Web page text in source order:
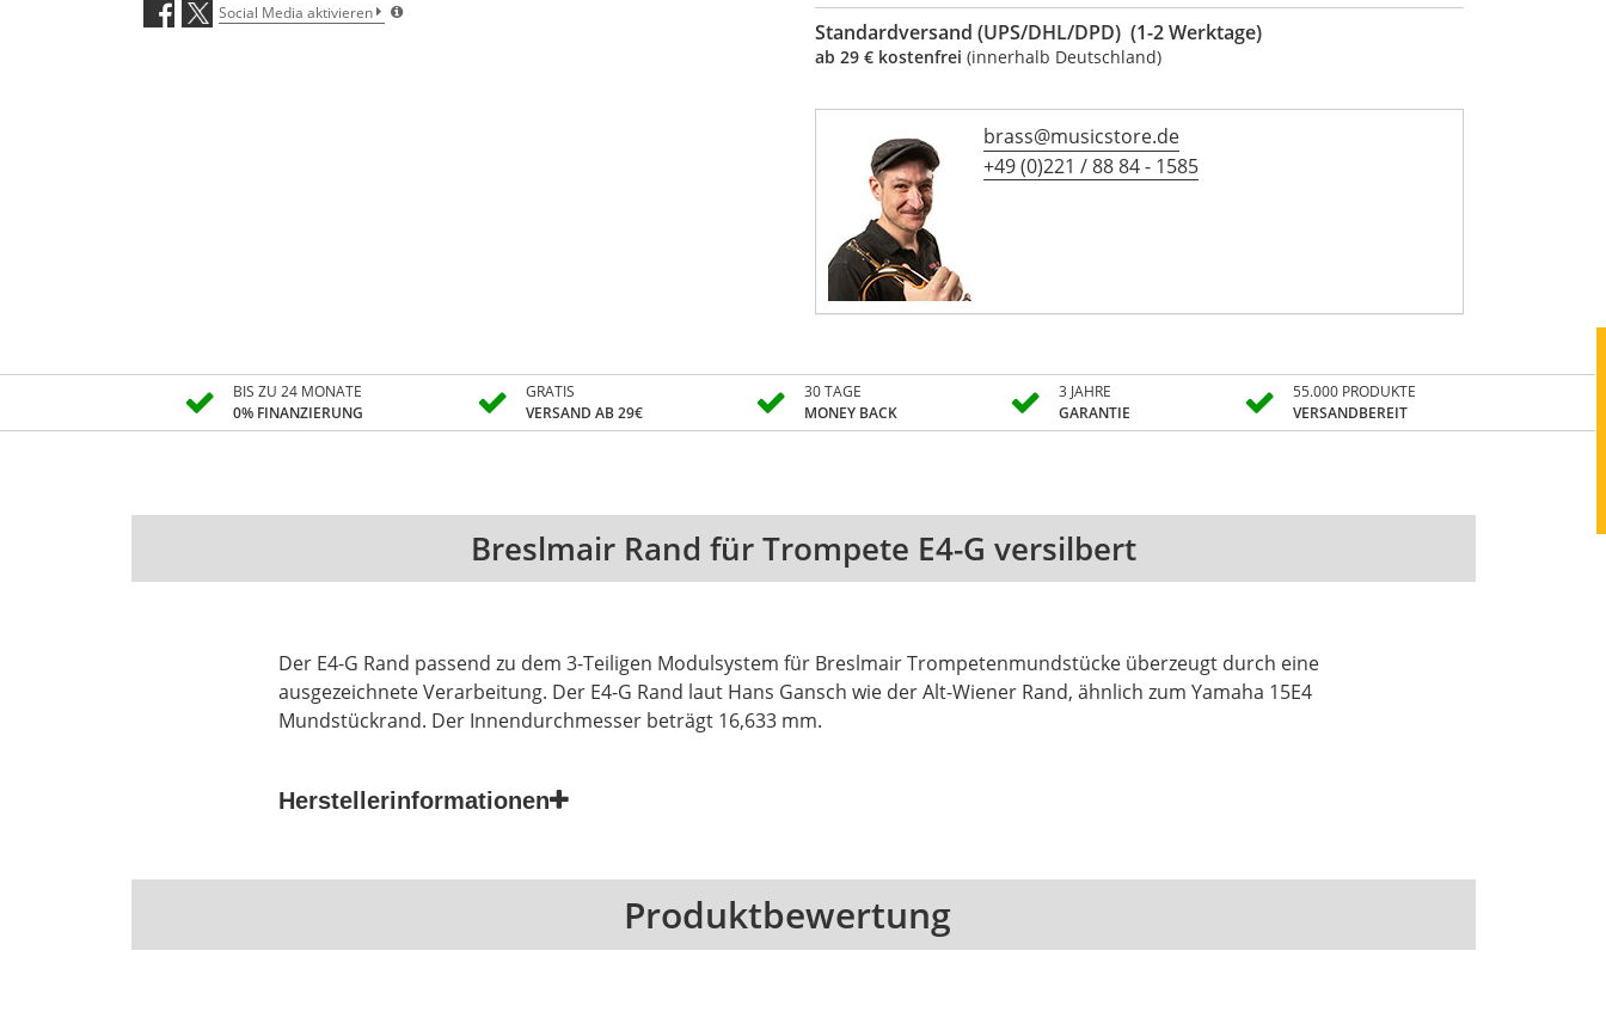
Social Media aktivieren
Standardversand (UPS/DHL/DPD) (1-2 Werktage)
ab 29 € kostenfrei (innerhalb Deutschland)
brass@musicstore.de
+49 (0)221 / 88 84 - 1585
BIS ZU 24 MONATE
0% FINANZIERUNG
GRATIS
VERSAND AB 29€
30 TAGE
MONEY BACK
3 JAHRE
GARANTIE
55.000 PRODUKTE
VERSANDBEREIT
Breslmair Rand für Trompete E4-G versilbert
Der E4-G Rand passend zu dem 3-Teiligen Modulsystem für Breslmair Trompetenmundstücke überzeugt durch eine
ausgezeichnete Verarbeitung. Der E4-G Rand laut Hans Gansch wie der Alt-Wiener Rand, ähnlich zum Yamaha 15E4
Mundstückrand. Der Innendurchmesser beträgt 16,633 mm.
Herstellerinformationen
Produktbewertung